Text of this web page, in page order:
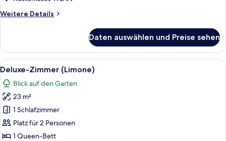
Weitere Details
Weitere
Zimmer
(Oleandro)
Daten auswählen und Preise sehen
Alle
Fotos
für
Deluxe-
Zimmer
(Limone)
anzeigen
Deluxe-Zimmer (Limone) | Minibar,
10
Deluxe-Zimmer (Limone)
Blick auf den Garten
23 m²
1 Schlafzimmer
Platz für 2 Personen
1 Queen-Bett